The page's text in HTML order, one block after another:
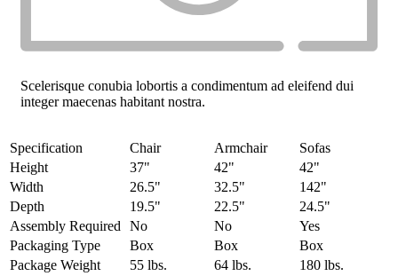
Scelerisque conubia lobortis a condimentum ad eleifend dui
integer maecenas habitant nostra.
Specification Chair Armchair
Sofas
Height
37" 42"
42"
Width
26.5" 32.5"
142"
Depth
19.5" 22.5"
24.5"
Assembly Required No No
Yes
Packaging Type
Box Box
Box
Package Weight
55 lbs. 64 lbs.
180 lbs.